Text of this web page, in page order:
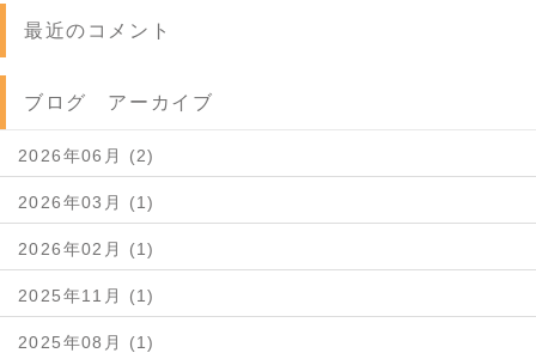
最近のコメント
ブログ アーカイブ
2026年06月 (2)
2026年03月 (1)
2026年02月 (1)
2025年11月 (1)
2025年08月 (1)